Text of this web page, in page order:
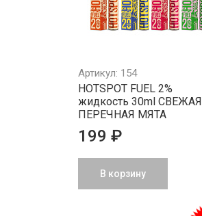
Артикул: 154
HOTSPOT FUEL 2%
жидкость 30ml СВЕЖАЯ
ПЕРЕЧНАЯ МЯТА
199 ₽
В корзину